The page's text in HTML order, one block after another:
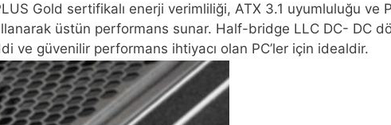
Gold sertifikalı enerji verimliliği, ATX 3.1 uyumluluğu ve
üstün performans sunar. Half-bridge LLC DC- DC
ve güvenilir performans ihtiyacı olan PC’ler için idealdir.